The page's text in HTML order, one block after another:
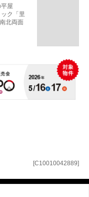
[C10010042889]
屋
ク「里
北両面